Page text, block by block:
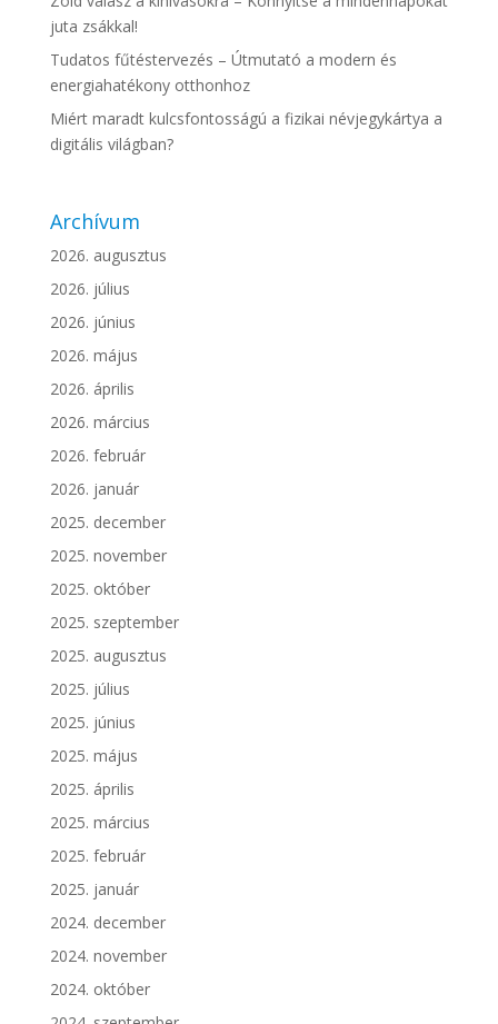
juta zsákkal!
Tudatos fűtéstervezés – Útmutató a modern és
energiahatékony otthonhoz
Miért maradt kulcsfontosságú a fizikai névjegykártya a
digitális világban?
Archívum
2026. augusztus
2026. július
2026. június
2026. május
2026. április
2026. március
2026. február
2026. január
2025. december
2025. november
2025. október
2025. szeptember
2025. augusztus
2025. július
2025. június
2025. május
2025. április
2025. március
2025. február
2025. január
2024. december
2024. november
2024. október